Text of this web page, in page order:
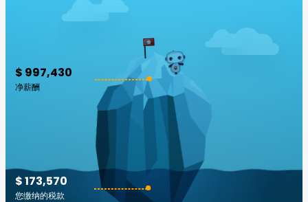
$ 997,430
净薪酬
$ 173,570
您缴纳的税款